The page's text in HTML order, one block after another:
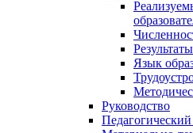
Язык
Руководство
Педагогический